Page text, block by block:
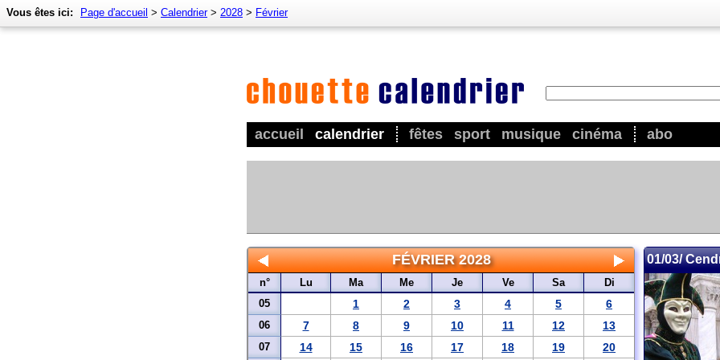
accueil calendrier fêtes sport musique cinéma abo
Vous êtes ici: Page d'accueil > Calendrier> 2028 > Février
FÉVRIER 2028
n° Lu Ma Me Je Ve Sa
Di
05
1 2 3 4 5 6
06 7 8 9 10 11 12 13
07 14 15 16 17 18 19 20
01/03/